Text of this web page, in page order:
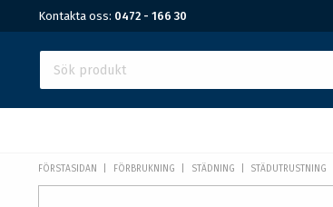
Kontakta oss: 0472 - 166 30
FÖRSTASIDAN FÖRBRUKNING STÄDNING STÄDUTRUSTNING